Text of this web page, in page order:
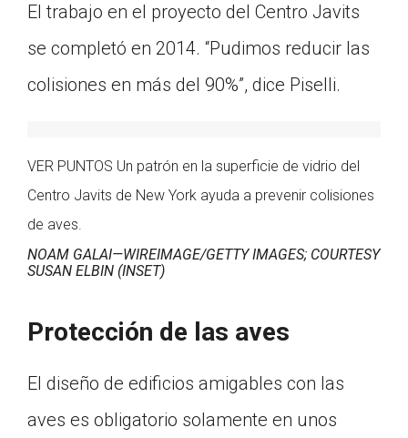
El trabajo en el proyecto del Centro Javits
se completó en 2014. “Pudimos reducir las
colisiones en más del 90%”, dice Piselli.
VER PUNTOS Un patrón en la superficie de vidrio del
Centro Javits de New York ayuda a prevenir colisiones
de aves.
NOAM GALAI—WIREIMAGE/GETTY IMAGES; COURTESY
SUSAN ELBIN (INSET)
Protección de las aves
El diseño de edificios amigables con las
aves es obligatorio solamente en unos